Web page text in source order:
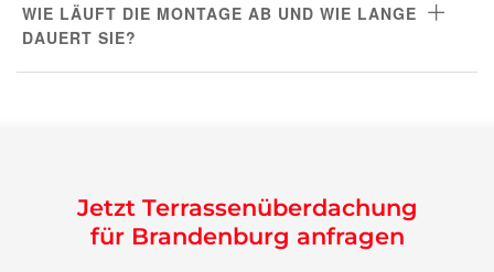
WIE LÄUFT DIE MONTAGE AB UND WIE LANGE
DAUERT SIE?
Jetzt Terrassenüberdachung
für Brandenburg anfragen